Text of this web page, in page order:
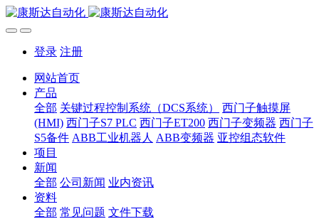
登录 注册
网站首页
产品
全部 关键过程控制系统（DCS系统）
西门子触摸屏
(HMI) 西门子S7 PLC 西门子ET200 西门子变频器 西门子
S5备件 ABB工业机器人 ABB变频器 亚控组态软件
项目
新闻
全部 公司新闻 业内资讯
资料
全部 常见问题 文件下载